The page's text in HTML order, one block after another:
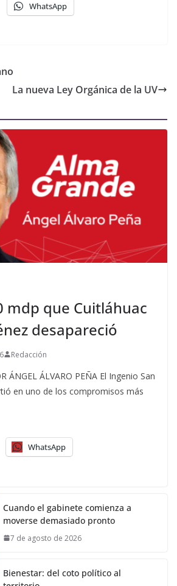
WhatsApp
La nueva Ley Orgánica de la UV
mdp que Cuitláhuac
desapareció
Redacción
ÁNGEL ÁLVARO PEÑA El Ingenio San
en uno de los compromisos más
WhatsApp
Cuando el gabinete comienza a
moverse demasiado pronto
7 de agosto de 2026
Bienestar: del coto político al